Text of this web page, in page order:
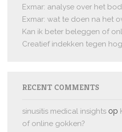
Exmar: analyse over het bod
Exmar: wat te doen na het
Kan ik beter beleggen of
Creatief indekken tegen
RECENT COMMENTS
sinusitis medical insights op
of online gokken?